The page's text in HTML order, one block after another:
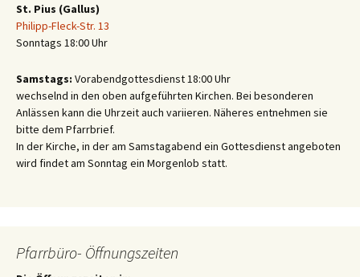
St. Pius (Gallus)
Philipp-Fleck-Str. 13
Sonntags 18:00 Uhr
Samstags: Vorabendgottesdienst 18:00 Uhr
wechselnd in den oben aufgeführten Kirchen. Bei besonderen
Anlässen kann die Uhrzeit auch variieren. Näheres entnehmen sie
bitte dem Pfarrbrief.
In der Kirche, in der am Samstagabend ein Gottesdienst angeboten
wird findet am Sonntag ein Morgenlob statt.
Pfarrbüro- Öffnungszeiten